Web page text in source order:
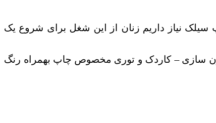
سیلک نیاز داریم زنان از این شغل برای شروع یک
سازی – کاردک و توری مخصوص چاپ بهمراه رنگ